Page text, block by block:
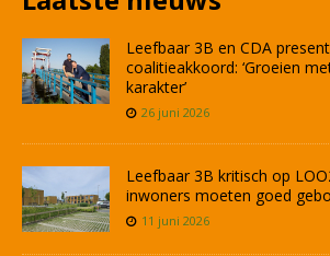
Leefbaar 3B en CDA
coalitieakkoord: ‘Groeien
karakter’
26 juni 2026
Leefbaar 3B kritisch op
inwoners moeten goed
11 juni 2026